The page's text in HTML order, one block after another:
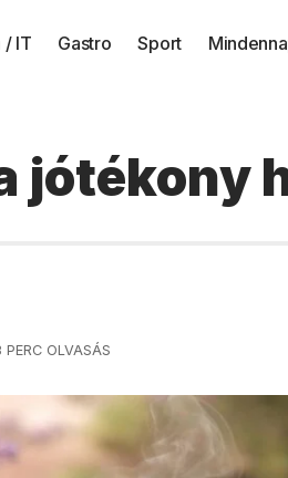
/ IT Gastro Sport
jótékony
PERC OLVASÁS